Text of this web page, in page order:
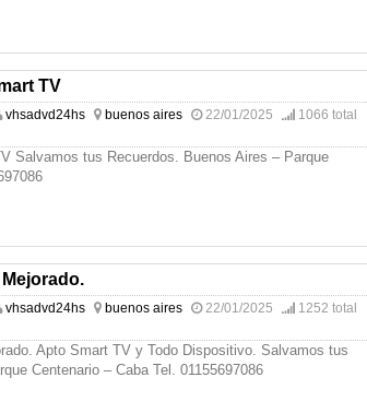
TV
vhsadvd24hs buenos aires 22/01/2025
1066 total
Salvamos tus Recuerdos. Buenos Aires – Parque
vhsadvd24hs buenos aires 22/01/2025
1252 total
Apto Smart TV y Todo Dispositivo. Salvamos tus
Centenario – Caba Tel. 01155697086